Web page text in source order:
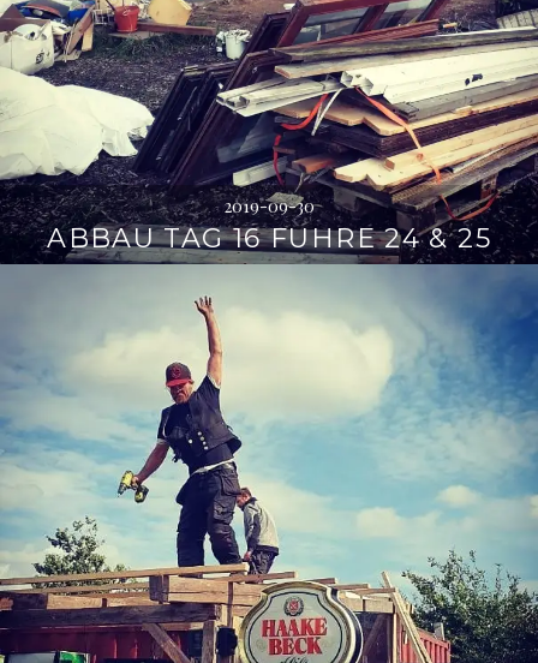
2019-09-30
ABBAU TAG 16 FUHRE 24 & 25